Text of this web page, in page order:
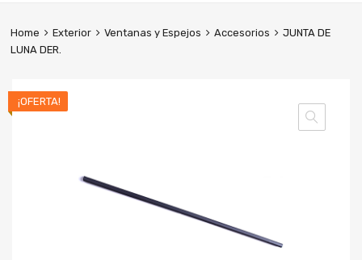
Home Exterior Ventanas y Espejos Accesorios
JUNTA DE
LUNA DER.
¡OFERTA!